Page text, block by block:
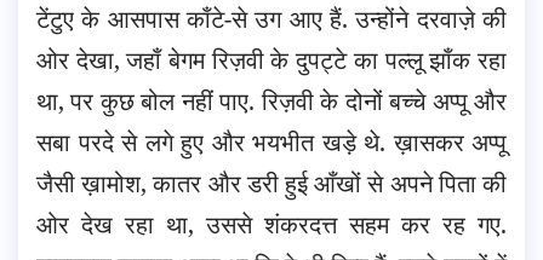
टेंटुए के आसपास काँटे-से उग आए हैं. उन्होंने दरवाज़े की
ओर देखा, जहाँ बेगम रिज़वी के दुपट्टे का पल्लू झाँक रहा
था, पर कुछ बोल नहीं पाए. रिज़वी के दोनों बच्चे अप्पू और
सबा परदे से लगे हुए और भयभीत खड़े थे. ख़ासकर अप्पू
जैसी ख़ामोश, कातर और डरी हुई आँखों से अपने पिता की
ओर देख रहा था, उससे शंकरदत्त सहम कर रह गए.